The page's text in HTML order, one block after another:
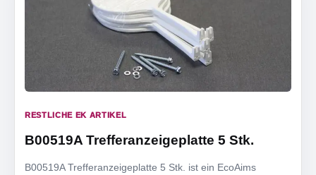
RESTLICHE EK ARTIKEL
B00519A Trefferanzeigeplatte 5 Stk.
B00519A Trefferanzeigeplatte 5 Stk. ist ein EcoAims